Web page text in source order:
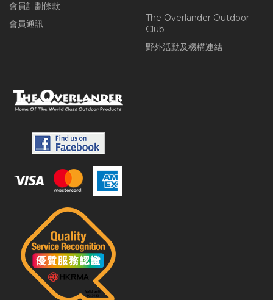
會員計劃條款
會員通訊
The Overlander Outdoor
Club
野外活動及機構連結